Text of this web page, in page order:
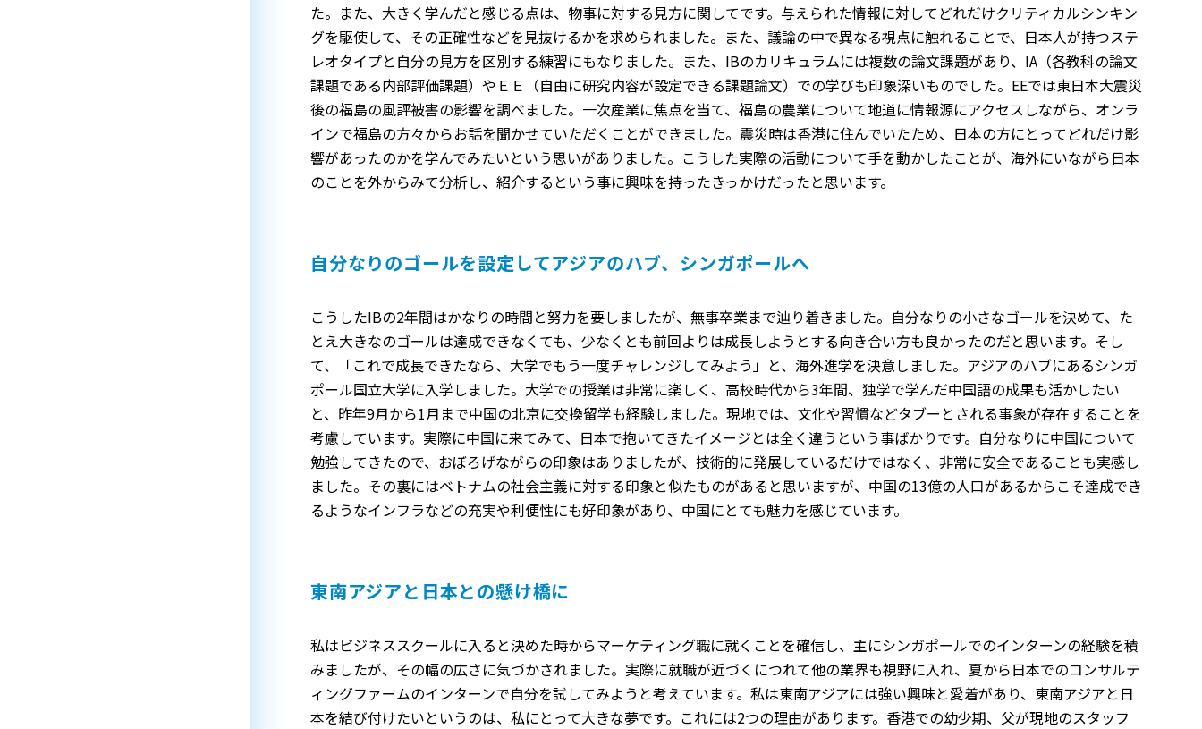
た。また、大きく学んだと感じる点は、物事に対する見方に関してです。与えられた情報に対してどれだけクリティカルシンキン
グを駆使して、その正確性などを見抜けるかを求められました。また、議論の中で異なる視点に触れることで、日本人が持つステ
レオタイプと自分の見方を区別する練習にもなりました。また、IBのカリキュラムには複数の論文課題があり、IA（各教科の論文
課題である内部評価課題）やＥＥ（自由に研究内容が設定できる課題論文）での学びも印象深いものでした。EEでは東日本大震災
後の福島の風評被害の影響を調べました。一次産業に焦点を当て、福島の農業について地道に情報源にアクセスしながら、オンラ
インで福島の方々からお話を聞かせていただくことができました。震災時は香港に住んでいたため、日本の方にとってどれだけ影
響があったのかを学んでみたいという思いがありました。こうした実際の活動について手を動かしたことが、海外にいながら日本
のことを外からみて分析し、紹介するという事に興味を持ったきっかけだったと思います。
自分なりのゴールを設定してアジアのハブ、シンガポールへ
こうしたIBの2年間はかなりの時間と努力を要しましたが、無事卒業まで辿り着きました。自分なりの小さなゴールを決めて、た
とえ大きなのゴールは達成できなくても、少なくとも前回よりは成長しようとする向き合い方も良かったのだと思います。そし
て、「これで成長できたなら、大学でもう一度チャレンジしてみよう」と、海外進学を決意しました。アジアのハブにあるシンガ
ポール国立大学に入学しました。大学での授業は非常に楽しく、高校時代から3年間、独学で学んだ中国語の成果も活かしたい
と、昨年9月から1月まで中国の北京に交換留学も経験しました。現地では、文化や習慣などタブーとされる事象が存在することを
考慮しています。実際に中国に来てみて、日本で抱いてきたイメージとは全く違うという事ばかりです。自分なりに中国について
勉強してきたので、おぼろげながらの印象はありましたが、技術的に発展しているだけではなく、非常に安全であることも実感し
ました。その裏にはベトナムの社会主義に対する印象と似たものがあると思いますが、中国の13億の人口があるからこそ達成でき
るようなインフラなどの充実や利便性にも好印象があり、中国にとても魅力を感じています。
東南アジアと日本との懸け橋に
私はビジネススクールに入ると決めた時からマーケティング職に就くことを確信し、主にシンガポールでのインターンの経験を積
みましたが、その幅の広さに気づかされました。実際に就職が近づくにつれて他の業界も視野に入れ、夏から日本でのコンサルテ
ィングファームのインターンで自分を試してみようと考えています。私は東南アジアには強い興味と愛着があり、東南アジアと日
本を結び付けたいというのは、私にとって大きな夢です。これには2つの理由があります。香港での幼少期、父が現地のスタッフ